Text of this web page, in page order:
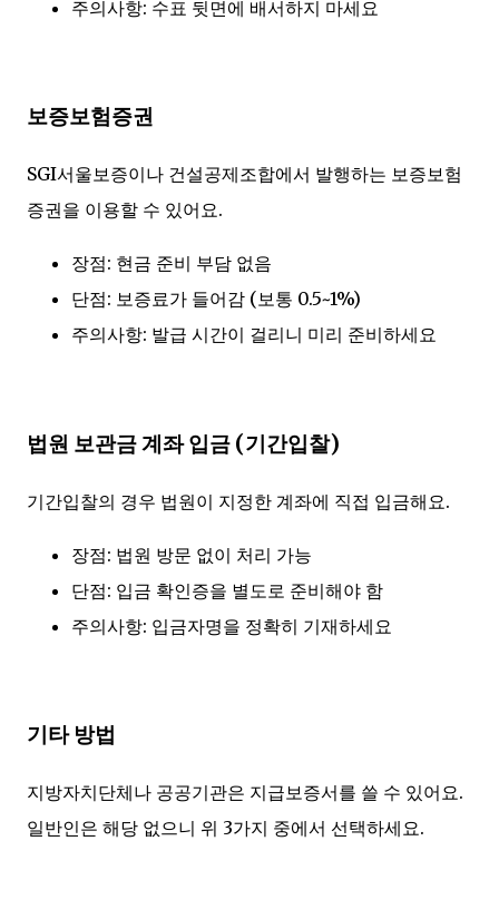
주의사항: 수표 뒷면에 배서하지 마세요
보증보험증권
SGI서울보증이나 건설공제조합에서 발행하는 보증보험
증권을 이용할 수 있어요.
장점: 현금 준비 부담 없음
단점: 보증료가 들어감 (보통 0.5~1%)
주의사항: 발급 시간이 걸리니 미리 준비하세요
법원 보관금 계좌 입금 (기간입찰)
기간입찰의 경우 법원이 지정한 계좌에 직접 입금해요.
장점: 법원 방문 없이 처리 가능
단점: 입금 확인증을 별도로 준비해야 함
주의사항: 입금자명을 정확히 기재하세요
기타 방법
지방자치단체나 공공기관은 지급보증서를 쓸 수 있어요.
일반인은 해당 없으니 위 3가지 중에서 선택하세요.